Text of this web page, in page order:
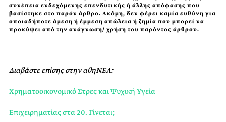
συνέπεια ενδεχόμενης επενδυτικής ή άλλης απόφασης που
βασίστηκε στο παρόν άρθρο. Ακόμη, δεν φέρει καμία ευθύνη για
οποιαδήποτε άμεση ή έμμεση απώλεια ή ζημία που μπορεί να
προκύψει από την ανάγνωση/ χρήση του παρόντος άρθρου.
Διαβάστε επίσης στην αθηΝΕΑ:
Χρηματοοικονομικό Στρες και Ψυχική Υγεία
Επιχειρηματίας στα 20. Γίνεται;